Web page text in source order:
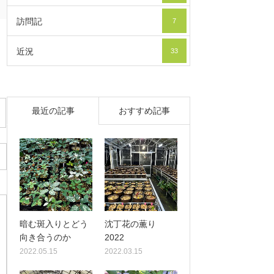
訪問記 7
近況 33
最近の記事 おすすめ記事
暗む斑入りとどう
向き合うのか
2022.05.15
沈丁花の薫り
2022
2022.03.15